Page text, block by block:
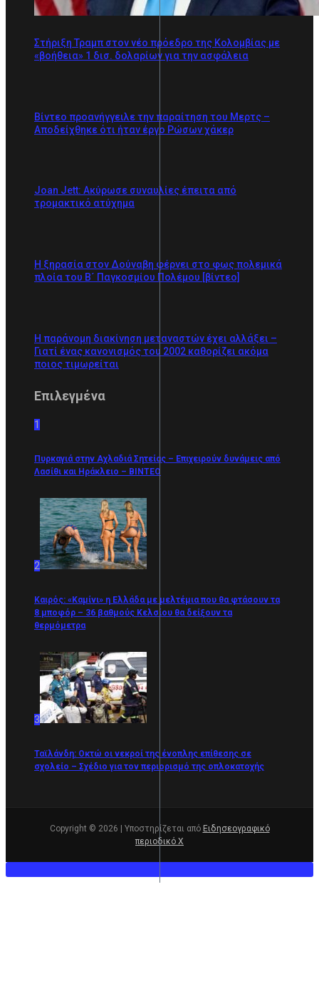
Στήριξη Τραμπ στον νέο πρόεδρο της Κολομβίας με
«βοήθεια» 1 δισ. δολαρίων για την ασφάλεια
Βίντεο προανήγγειλε την παραίτηση του Μερτς –
Αποδείχθηκε ότι ήταν έργο Ρώσων χάκερ
Joan Jett: Ακύρωσε συναυλίες έπειτα από
τρομακτικό ατύχημα
Η ξηρασία στον Δούναβη φέρνει στο φως πολεμικά
πλοία του Β´ Παγκοσμίου Πολέμου [βίντεο]
Η παράνομη διακίνηση μεταναστών έχει αλλάξει –
Γιατί ένας κανονισμός του 2002 καθορίζει ακόμα
ποιος τιμωρείται
Επιλεγμένα
1
Πυρκαγιά στην Αχλαδιά Σητείας – Επιχειρούν δυνάμεις από
Λασίθι και Ηράκλειο – ΒΙΝΤΕΟ
2
Καιρός: «Καμίνι» η Ελλάδα με μελτέμια που θα φτάσουν τα
8 μποφόρ – 36 βαθμούς Κελσίου θα δείξουν τα
θερμόμετρα
3
Ταϊλάνδη: Οκτώ οι νεκροί της ένοπλης επίθεσης σε
σχολείο – Σχέδιο για τον περιορισμό της οπλοκατοχής
Copyright © 2026 | Υποστηρίζεται από Ειδησεογραφικό
περιοδικό Χ